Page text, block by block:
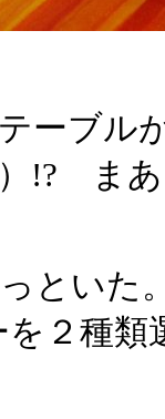
ーブル
!? ま
といた
２種類